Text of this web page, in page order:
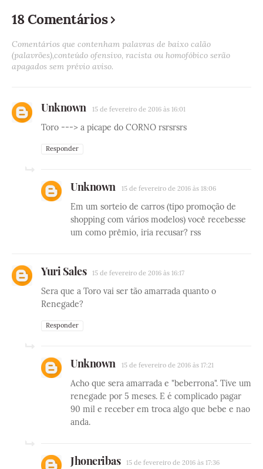
18 Comentários
Comentários que contenham palavras de baixo calão
(palavrões),conteúdo ofensivo, racista ou homofóbico serão
apagados sem prévio aviso.
Unknown 15 de fevereiro de 2016 às 16:01
Toro ---> a picape do CORNO rsrsrsrs
Responder
Unknown 15 de fevereiro de 2016 às 18:06
Em um sorteio de carros (tipo promoção de
shopping com vários modelos) você recebesse
um como prêmio, iria recusar? rss
Yuri Sales 15 de fevereiro de 2016 às 16:17
Sera que a Toro vai ser tão amarrada quanto o
Renegade?
Responder
Unknown 15 de fevereiro de 2016 às 17:21
Acho que sera amarrada e "beberrona". Tive um
renegade por 5 meses. E é complicado pagar
90 mil e receber em troca algo que bebe e nao
anda.
Jhoneribas 15 de fevereiro de 2016 às 17:36